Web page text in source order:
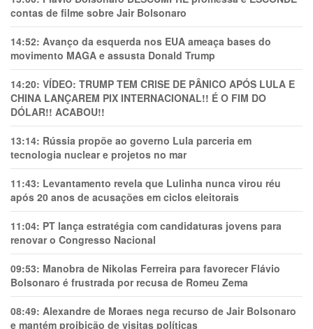
contas de filme sobre Jair Bolsonaro
14:52: Avanço da esquerda nos EUA ameaça bases do
movimento MAGA e assusta Donald Trump
14:20: VÍDEO: TRUMP TEM CRlSE DE PÂNlCO APÓS LULA E
CHINA LANÇAREM PIX INTERNACIONAL!! É O FIM DO
DÓLAR!! ACABOU!!
13:14: Rússia propõe ao governo Lula parceria em
tecnologia nuclear e projetos no mar
11:43: Levantamento revela que Lulinha nunca virou réu
após 20 anos de acusações em ciclos eleitorais
11:04: PT lança estratégia com candidaturas jovens para
renovar o Congresso Nacional
09:53: Manobra de Nikolas Ferreira para favorecer Flávio
Bolsonaro é frustrada por recusa de Romeu Zema
08:49: Alexandre de Moraes nega recurso de Jair Bolsonaro
e mantém proibição de visitas políticas